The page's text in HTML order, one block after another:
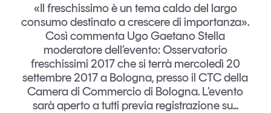
Logistica
Retail e brand
Sostenibilità
Grandi temi
«Il freschissimo è un tema caldo del largo
consumo destinato a crescere di importanza».
Così commenta Ugo Gaetano Stella
moderatore dell’evento: Osservatorio
freschissimi 2017 che si terrà mercoledì 20
settembre 2017 a Bologna, presso il CTC della
Camera di Commercio di Bologna. L’evento
sarà aperto a tutti previa registrazione su...